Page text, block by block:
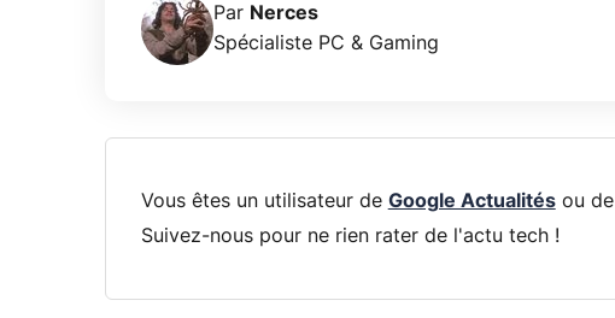
Par Nerces
Spécialiste PC & Gaming
Vous êtes un utilisateur de Google Actualitésou de
Suivez-nous pour ne rien rater de l'actu tech !